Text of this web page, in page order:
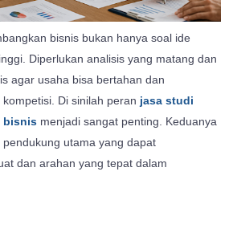
bisnis bukan hanya soal ide
Diperlukan analisis yang matang dan
agar usaha bisa bertahan dan
Di sinilah peran jasa studi
bisnis menjadi sangat penting. Keduanya
utama yang dapat
dan arahan yang tepat dalam